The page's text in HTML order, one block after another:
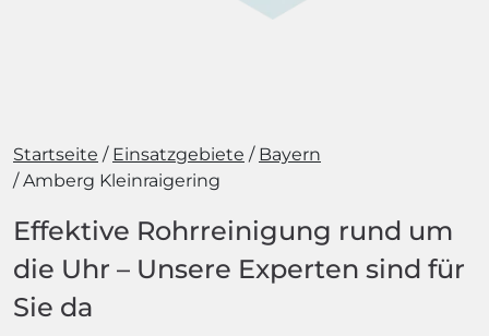
Startseite Einsatzgebiete
Bayern
Amberg Kleinraigering
Effektive Rohrreinigung rund um
die Uhr – Unsere Experten sind für
Sie da